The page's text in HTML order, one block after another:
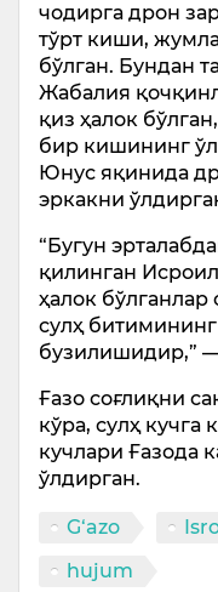
чодирга дрон
тўрт киши,
бўлган. Бундан
Жабалия
қиз ҳалок
бир кишининг
Юнус яқинида
эркакни
“Бугун
қилинган
ҳалок бўлганлар
сулҳ
бузилишидир,”
Ғазо соғлиқни
кўра, сулҳ
кучлари Ғазода
ўлдирган.
G‘azo
hujum